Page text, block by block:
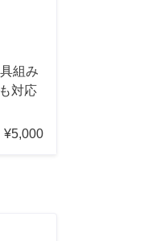
組み
対応
¥5,000